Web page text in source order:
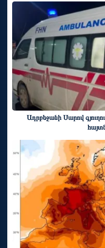
Ադրբեջանի Սարով